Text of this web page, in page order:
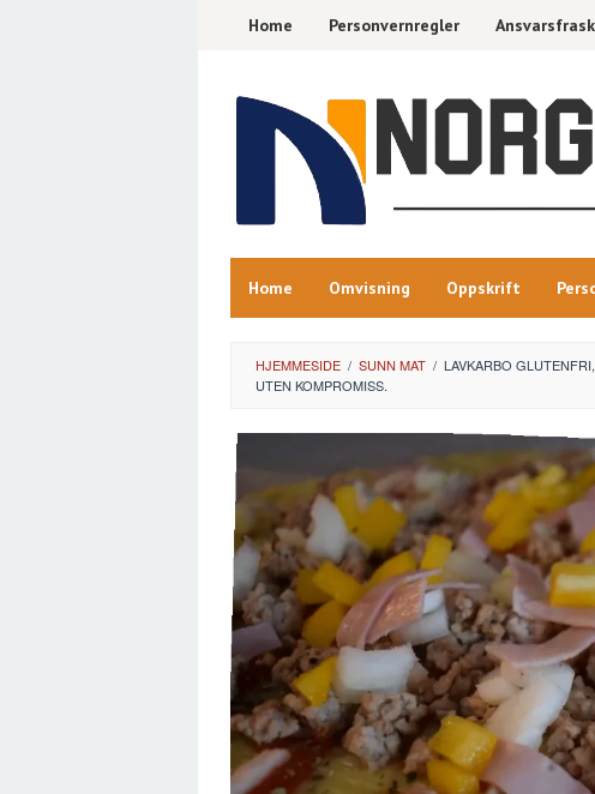
Home Personvernregler
Home Omvisning Oppskrift
HJEMMESIDE / SUNN MAT / LAVKARBO
UTEN KOMPROMISS.